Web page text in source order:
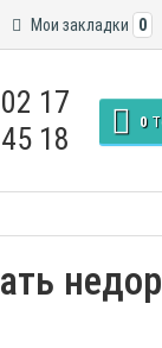
Мои закладки 0
17
18
0